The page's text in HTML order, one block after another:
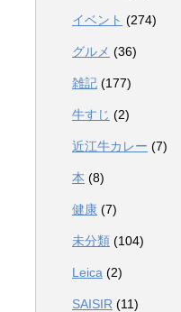
イベント (274)
グルメ (36)
雑記 (177)
牛すじ (2)
近江牛カレー (7)
本 (8)
健康 (7)
未分類 (104)
Leica (2)
SAISIR (11)